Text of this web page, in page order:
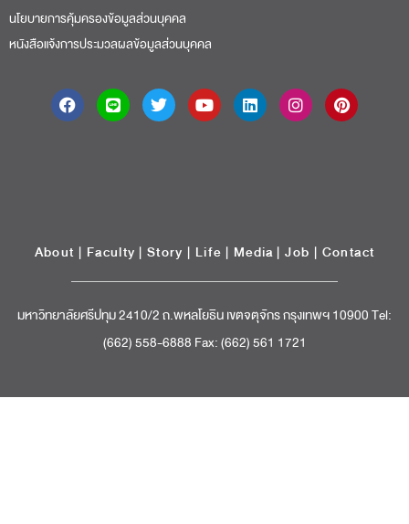
นโยบายการคุ้มครองข้อมูลส่วนบุคคล
หนังสือแจ้งการประมวลผลข้อมูลส่วนบุคคล
About | Faculty | Story | Life | Media |Job | Contact
มหาวิทยาลัยศรีปทุม 2410/2 ถ.พหลโยธิน เขตจตุจักร กรุงเทพฯ 10900 Tel:
(662) 558-6888 Fax: (662) 561 1721